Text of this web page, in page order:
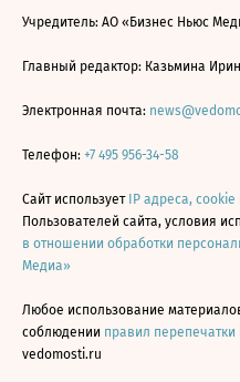
Учредитель: АО «Бизнес Ньюс
Главный редактор: Казьмина
Электронная почта:
Телефон: +7 495 956-34-58
Сайт использует IP адреса,
Пользователей сайта, условия
в отношении обработки
Медиа»
Любое использование
соблюдении правил перепечатки
vedomosti.ru